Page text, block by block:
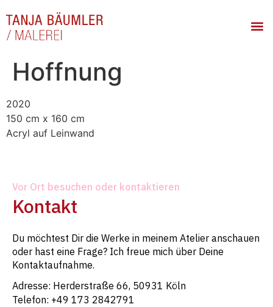
Hoffnung
2020
150 cm x 160 cm
Acryl auf Leinwand
Vor Ort besuchen oder kontaktieren
Kontakt
Du möchtest Dir die Werke in meinem Atelier anschauen
oder hast eine Frage? Ich freue mich über Deine
Kontaktaufnahme.
Adresse: Herderstraße 66, 50931 Köln
Telefon: +49 173 2842791